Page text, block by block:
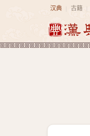
汉典 古籍